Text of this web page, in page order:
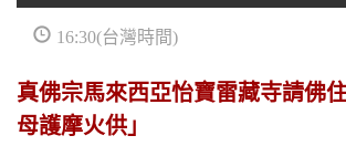
16:30(台灣時間)
真佛宗馬來西亞怡寶雷藏寺請佛
母護摩火供」